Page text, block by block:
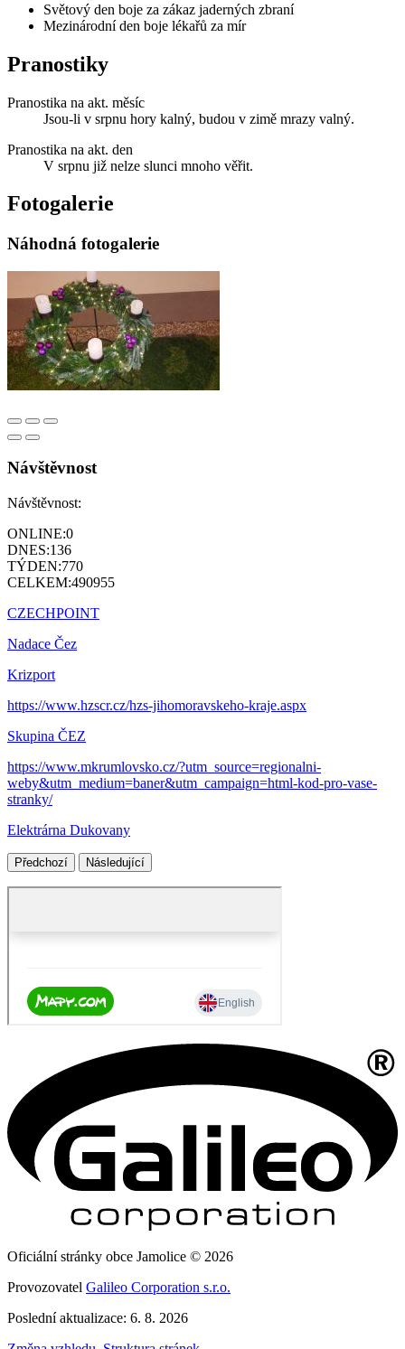
Světový den boje za zákaz jaderných zbraní
Mezinárodní den boje lékařů za mír
Pranostiky
Pranostika na akt. měsíc
Jsou-li v srpnu hory kalný, budou v zimě mrazy valný.
Pranostika na akt. den
V srpnu již nelze slunci mnoho věřit.
Fotogalerie
Náhodná fotogalerie
Návštěvnost
Návštěvnost:
ONLINE:0
DNES:136
TÝDEN:770
CELKEM:490955
CZECHPOINT
Nadace Čez
Krizport
https://www.hzscr.cz/hzs-jihomoravskeho-kraje.aspx
Skupina ČEZ
https://www.mkrumlovsko.cz/?utm_source=regionalni-
weby&utm_medium=baner&utm_campaign=html-kod-pro-vase-
stranky/
Elektrárna Dukovany
Předchozí Následující
Oficiální stránky obce Jamolice © 2026
Provozovatel Galileo Corporation s.r.o.
Poslední aktualizace: 6. 8. 2026